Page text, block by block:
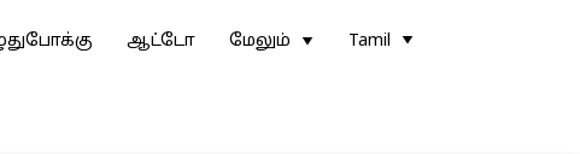
ஆட்டோ மேலும் Tamil